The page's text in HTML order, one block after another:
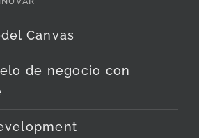
Canvas
de negocio con